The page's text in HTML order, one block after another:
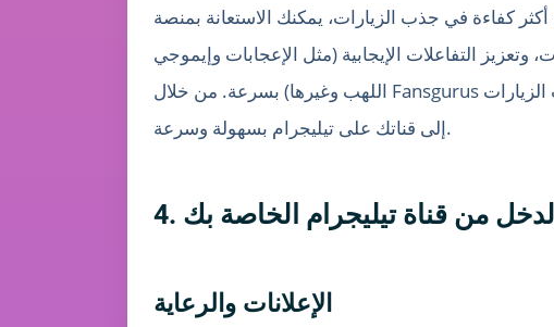
التفاعلات الإيجابية (مثل الإعجابات وإيموجي
اللهب وغيرها) بسرعة. من خلال Fansgurus يمكنك إنشاء الطلبات بنفسك والحصول على دعم فني على مدار 24 ساعة، ما يجعلها أداة مثالية لجذب الزيارات
إلى قناتك على تيليجرام بسهولة وسرعة.
من قناة تيليجرام الخاصة بك
الإعلانات والرعاية